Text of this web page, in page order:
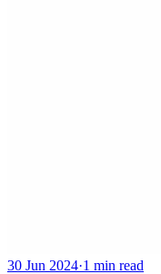
30 Jun 2024·1 min read